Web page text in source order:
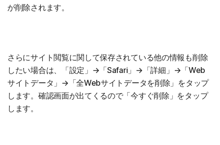
が削除されます。
さらにサイト閲覧に関して保存されている他の情報も削除
したい場合は、「設定」→「Safari」→「詳細」→「Web
サイトデータ」→「全Webサイトデータを削除」をタップ
します。確認画面が出てくるので「今すぐ削除」をタップ
します。